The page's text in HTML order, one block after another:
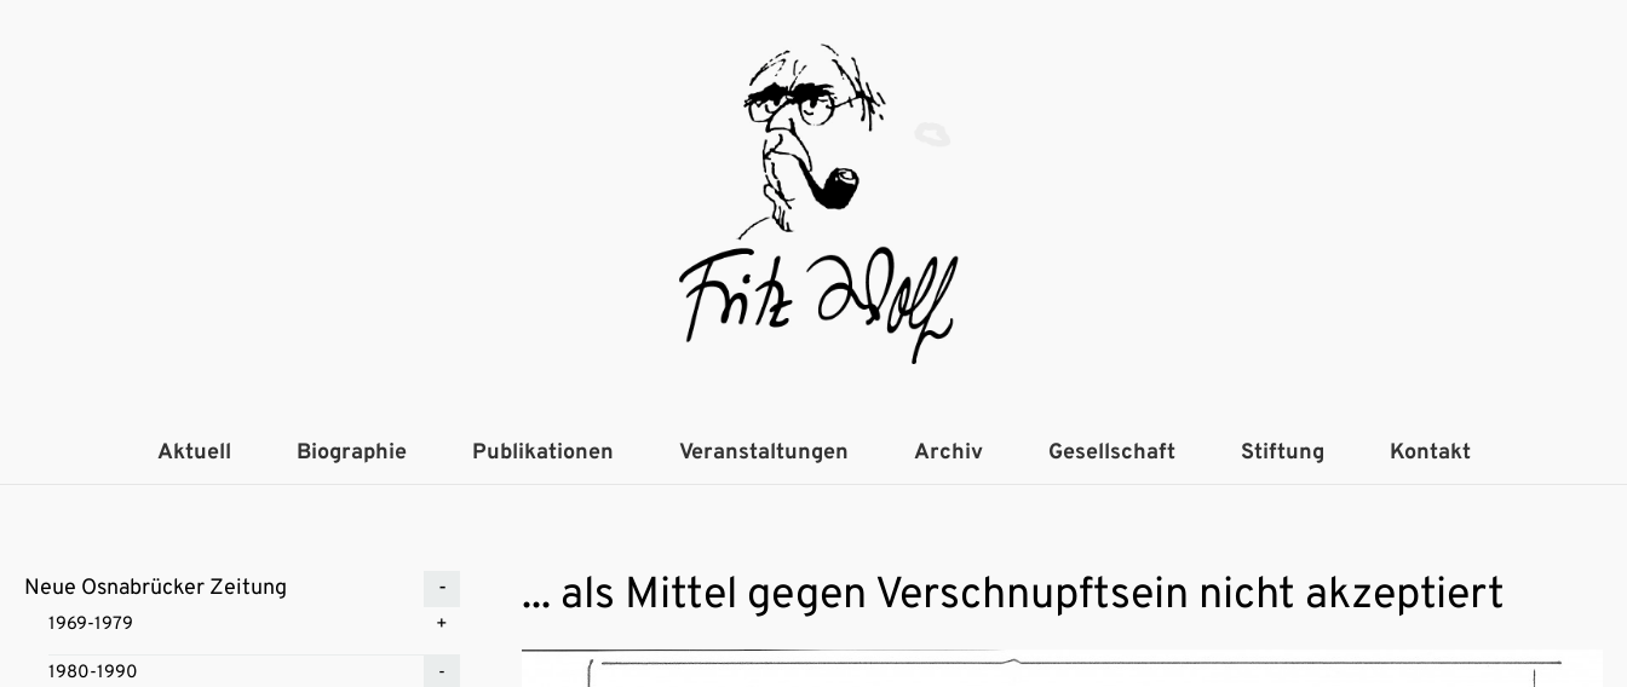
Aktuell Biographie Publikationen Veranstaltungen Archiv Gesellschaft Stiftung Kontakt
Neue Osnabrücker Zeitung
1969-1979
1980-1990
... als Mittel gegen Verschnupftsein nicht akzeptiert